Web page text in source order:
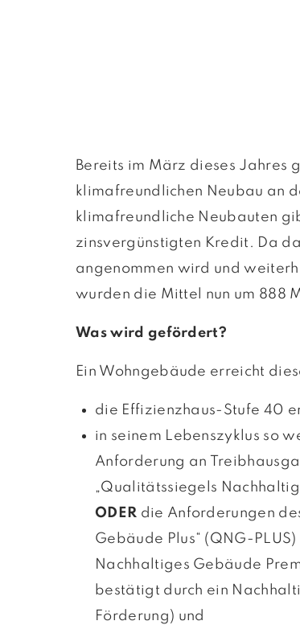
Bereits im März dieses Jahres
klimafreundlichen Neubau an
klimafreundliche Neubauten
zinsvergünstigten Kredit. Da
angenommen wird und
wurden die Mittel nun um 888
Was wird gefördert?
Ein Wohngebäude erreicht
die Effizienzhaus-Stufe 40
in seinem Lebenszyklus so
Anforderung an
„Qualitätssiegels
ODER die An­forderungen
Gebäude Plus“ (QNG-
Nach­haltiges Gebäude
bestätigt durch ein
Förderung) und